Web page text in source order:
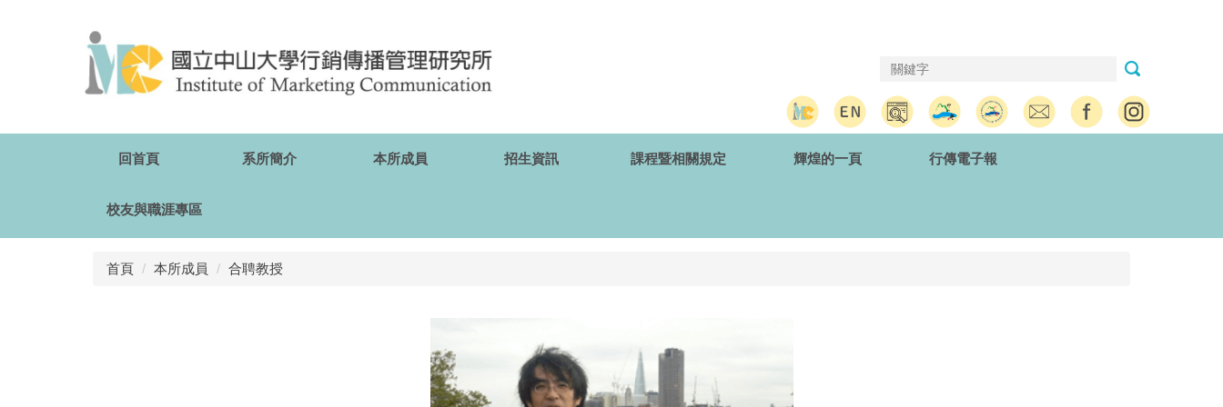
區
回首頁
系所簡介 本所成員 招生資訊 課程暨相關規定 輝煌的一頁 行傳電子報
校友與職涯專區
首頁 本所成員 合聘教授